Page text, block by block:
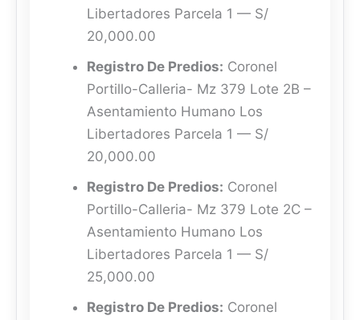
Libertadores Parcela 1 — S/
20,000.00
Registro De Predios: Coronel
Portillo-Calleria- Mz 379 Lote 2B –
Asentamiento Humano Los
Libertadores Parcela 1 — S/
20,000.00
Registro De Predios: Coronel
Portillo-Calleria- Mz 379 Lote 2C –
Asentamiento Humano Los
Libertadores Parcela 1 — S/
25,000.00
Registro De Predios: Coronel